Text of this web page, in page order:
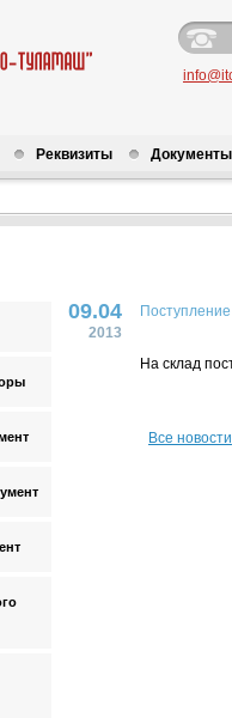
Реквизиты Документы
09.04
2013
На склад
Все новости